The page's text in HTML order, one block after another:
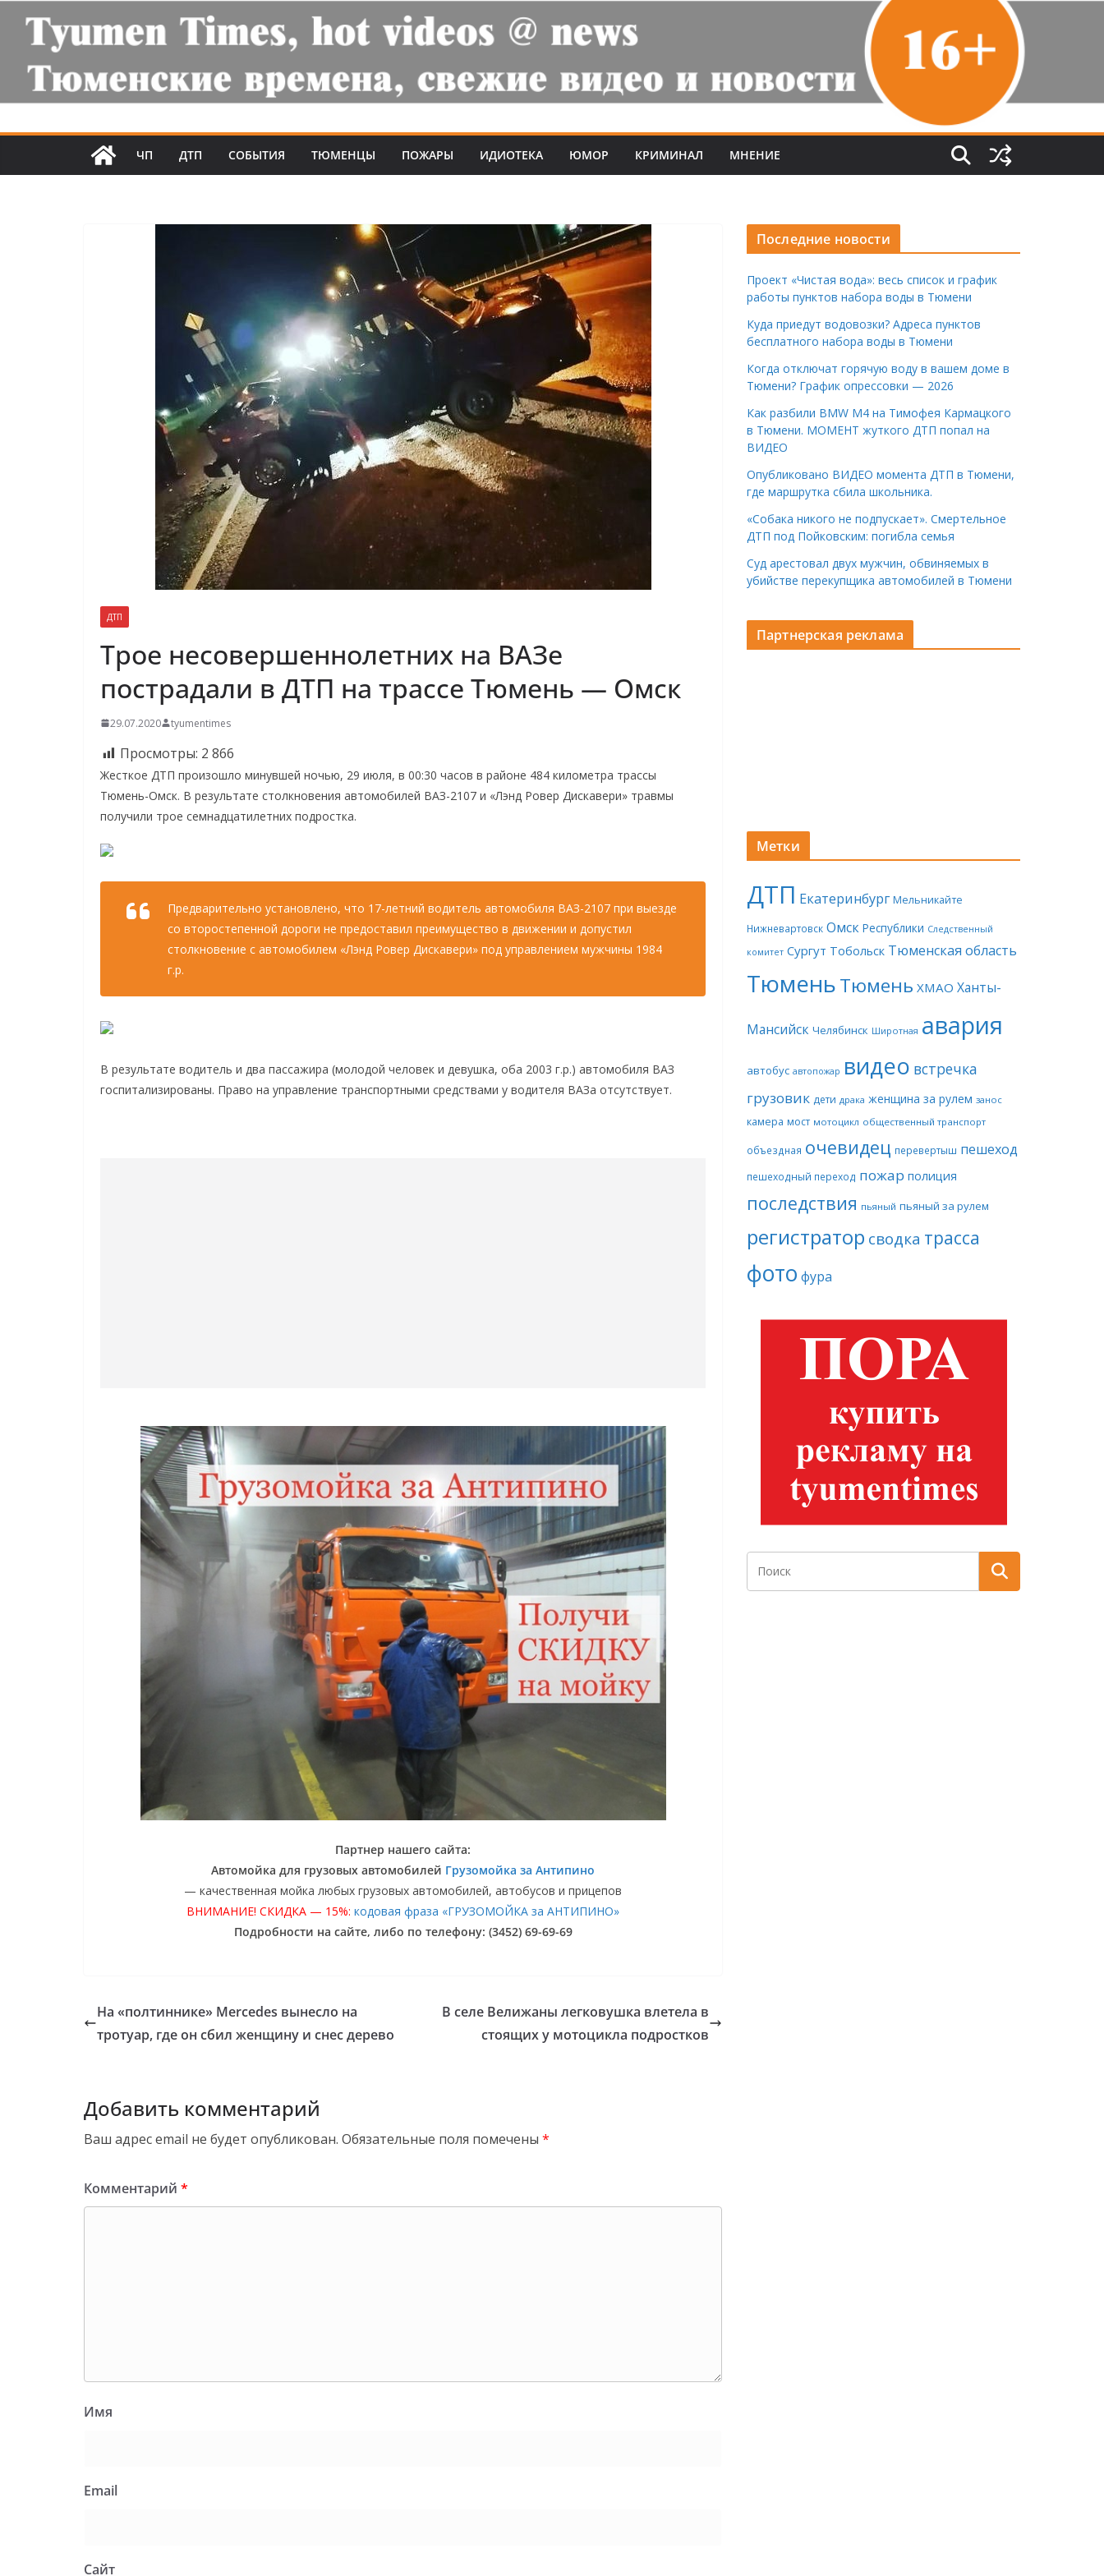
ЧП ДТП СОБЫТИЯ ТЮМЕНЦЫ ПОЖАРЫ ИДИОТЕКА ЮМОР КРИМИНАЛ МНЕНИЕ
ДТП
Трое несовершеннолетних на ВАЗе
пострадали в ДТП на трассе Тюмень — Омск
29.07.2020 tyumentimes
Просмотры: 2 866
Жесткое ДТП произошло минувшей ночью, 29 июля, в 00:30 часов в районе 484 километра трассы
Тюмень-Омск. В результате столкновения автомобилей ВАЗ-2107 и «Лэнд Ровер Дискавери» травмы
получили трое семнадцатилетних подростка.
Предварительно установлено, что 17-летний водитель автомобиля ВАЗ-2107 при выезде
со второстепенной дороги не предоставил преимущество в движении и допустил
столкновение с автомобилем «Лэнд Ровер Дискавери» под управлением мужчины 1984
г.р.
В результате водитель и два пассажира (молодой человек и девушка, оба 2003 г.р.) автомобиля ВАЗ
госпитализированы. Право на управление транспортными средствами у водителя ВАЗа отсутствует.
Партнер нашего сайта:
Автомойка для грузовых автомобилей Грузомойка за Антипино
— качественная мойка любых грузовых автомобилей, автобусов и прицепов
ВНИМАНИЕ! СКИДКА — 15%: кодовая фраза «ГРУЗОМОЙКА за АНТИПИНО»
Подробности на сайте, либо по телефону: (3452) 69-69-69
На «полтиннике» Mercedes вынесло на
тротуар, где он сбил женщину и снес дерево
В селе Велижаны легковушка влетела в
стоящих у мотоцикла подростков
Добавить комментарий
Ваш адрес email не будет опубликован. Обязательные поля помечены *
Комментарий *
Имя
Email
Сайт
Последние новости
Проект «Чистая вода»: весь список и график
работы пунктов набора воды в Тюмени
Куда приедут водовозки? Адреса пунктов
бесплатного набора воды в Тюмени
Когда отключат горячую воду в вашем доме в
Тюмени? График опрессовки — 2026
Как разбили BMW M4 на Тимофея Кармацкого
в Тюмени. МОМЕНТ жуткого ДТП попал на
ВИДЕО
Опубликовано ВИДЕО момента ДТП в Тюмени,
где маршрутка сбила школьника.
«Собака никого не подпускает». Смертельное
ДТП под Пойковским: погибла семья
Суд арестовал двух мужчин, обвиняемых в
убийстве перекупщика автомобилей в Тюмени
Партнерская реклама
Метки
ДТП Екатеринбург Мельникайте
Нижневартовск Омск Республики Следственный
комитет Сургут Тобольск Тюменская область
ТюменьТюмень ХМАО Ханты-
Мансийск Челябинск Широтная авария
автобус автопожар видео встречка
грузовик дети драка женщина за рулем занос
камера мост мотоцикл общественный транспорт
объездная очевидец перевертыш пешеход
пешеходный переход пожар полиция
последствия пьяный пьяный за рулем
регистратор сводка трасса
фото фура